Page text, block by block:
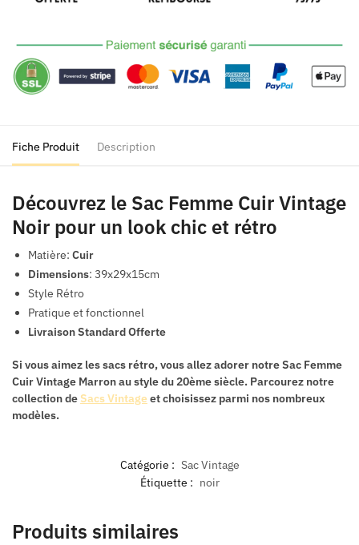
Fiche Produit Description
Découvrez le Sac Femme Cuir Vintage
Noir pour un look chic et rétro
Matière: Cuir
Dimensions: 39x29x15cm
Style Rétro
Pratique et fonctionnel
Livraison Standard Offerte
Si vous aimez les sacs rétro, vous allez adorer notreSac Femme
Cuir Vintage Marronau style du 20ème siècle. Parcourez notre
collection de Sacs Vintageet choisissez parmi nos nombreux
modèles.
Catégorie : Sac Vintage
Étiquette : noir
Produits similaires